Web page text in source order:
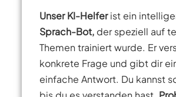
Unser KI-Helferist ein
Sprach-Bot, der speziell auf
Themen trainiert wurde. Er
konkrete Frage und gibt dir
einfache Antwort. Du kannst